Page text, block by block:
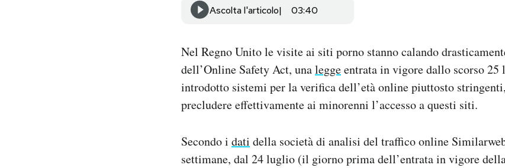
Ascolta l'articolo 03:40
Nel Regno Unito le visite ai siti porno stanno calando
dell’Online Safety Act, unaleggeentrata in vigore dallo scorso 25
introdotto sistemi per la verifica dell’età online piuttosto
precludere effettivamente ai minorenni l’accesso a questi siti.
Secondo i dati della società di analisi del traffico online
settimane, dal 24 luglio (il giorno prima dell’entrata in vigore